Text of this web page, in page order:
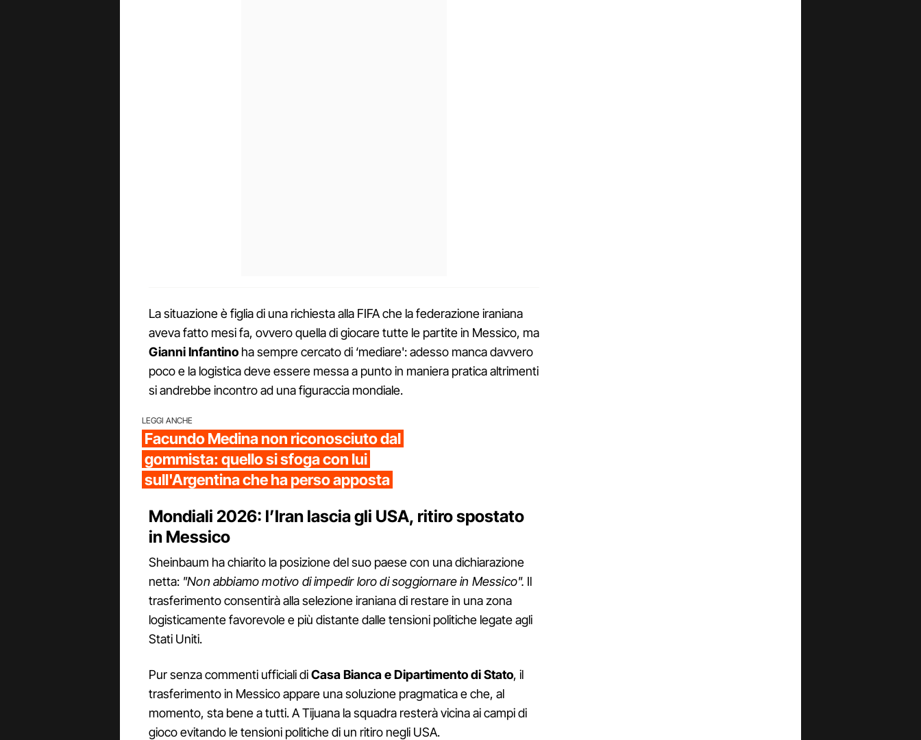
La situazione è figlia di una richiesta alla FIFA che la federazione iraniana
aveva fatto mesi fa, ovvero quella di giocare tutte le partite in Messico, ma
Gianni Infantino ha sempre cercato di ‘mediare': adesso manca davvero
poco e la logistica deve essere messa a punto in maniera pratica altrimenti
si andrebbe incontro ad una figuraccia mondiale.
LEGGI ANCHE
Facundo Medina non riconosciuto dal
gommista: quello si sfoga con lui
sull'Argentina che ha perso apposta
Mondiali 2026: l’Iran lascia gli USA, ritiro spostato
in Messico
Sheinbaum ha chiarito la posizione del suo paese con una dichiarazione
netta: "Non abbiamo motivo di impedir loro di soggiornare in Messico". Il
trasferimento consentirà alla selezione iraniana di restare in una zona
logisticamente favorevole e più distante dalle tensioni politiche legate agli
Stati Uniti.
Pur senza commenti ufficiali diCasa Bianca e Dipartimento di Stato, il
trasferimento in Messico appare una soluzione pragmatica e che, al
momento, sta bene a tutti. A Tijuana la squadra resterà vicina ai campi di
gioco evitando le tensioni politiche di un ritiro negli USA.